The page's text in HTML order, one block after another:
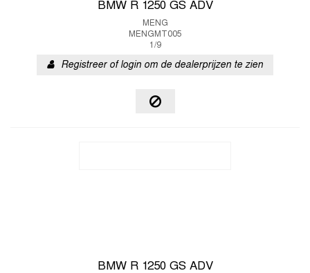
BMW R 1250 GS ADV
MENG
MENGMT005
1/9
Registreer of login om de dealerprijzen te zien
BMW R 1250 GS ADV